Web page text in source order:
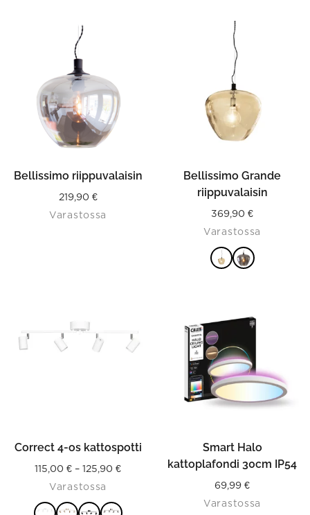
Bellissimo riippuvalaisin
219,90 €
Varastossa
VALITSE
This
product
has
multiple
variants.
The
options
may
be
chosen
product
page
Bellissimo Grande
riippuvalaisin
369,90 €
Varastossa
has
multiple
variants.
product
Correct 4-os kattospotti
115,00 € – 125,90 €Price
115,00 €
Varastossa
Smart Halo
kattoplafondi 30cm IP54
69,99 €
Varastossa